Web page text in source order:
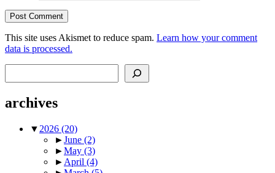
This site uses Akismet to reduce spam. Learn how your comment
data is processed.
archives
▼ 2026 (20)
►June (2)
►May (3)
► April (4)